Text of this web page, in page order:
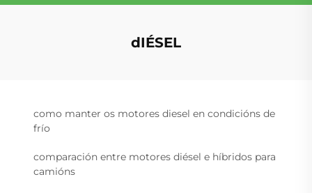
dIÉSEL
como manter os motores diesel en condicións de
frío
comparación entre motores diésel e híbridos para
camións